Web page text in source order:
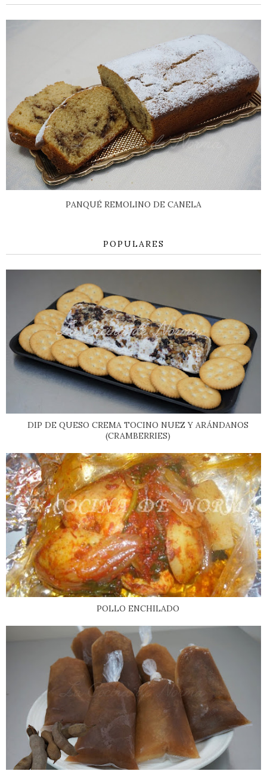
PANQUÉ REMOLINO DE CANELA
POPULARES
DIP DE QUESO CREMA TOCINO NUEZ Y ARÁNDANOS
(CRAMBERRIES)
POLLO ENCHILADO